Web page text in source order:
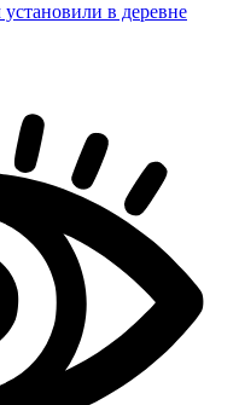
в деревне